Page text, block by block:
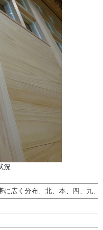
況
に広く分布、北、本、四、九、